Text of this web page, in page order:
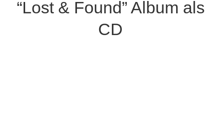
“Lost & Found” Album als
CD